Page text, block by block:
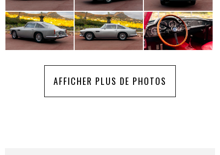
AFFICHER PLUS DE PHOTOS